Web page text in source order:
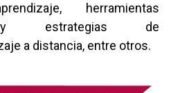
herramientas
y estrategias de
a distancia, entre otros.